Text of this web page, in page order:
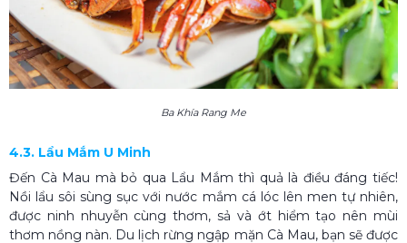
Ba Khía Rang Me
4.3. Lẩu Mắm U Minh
Đến Cà Mau mà bỏ qua Lẩu Mắm thì quả là điều đáng tiếc!
Nồi lẩu sôi sùng sục với nước mắm cá lóc lên men tự nhiên,
được ninh nhuyễn cùng thơm, sả và ớt hiểm tạo nên mùi
thơm nồng nàn. Du lịch rừng ngập mặn Cà Mau, bạn sẽ được